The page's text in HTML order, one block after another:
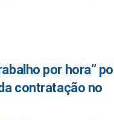
por hora”
contratação no